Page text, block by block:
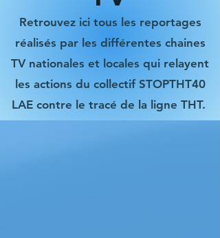
Retrouvez ici tous les reportages
réalisés par les différentes chaines
TV nationales et locales qui relayent
les actions du collectif STOPTHT40
LAE contre le tracé de la ligne THT.